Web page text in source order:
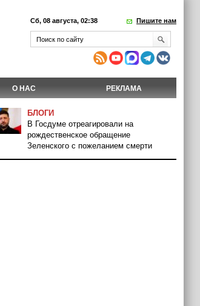
Сб, 08 августа, 02:38 Пишите нам
О НАС РЕКЛАМА
БЛОГИ
В Госдуме отреагировали на
рождественское обращение
Зеленского с пожеланием смерти